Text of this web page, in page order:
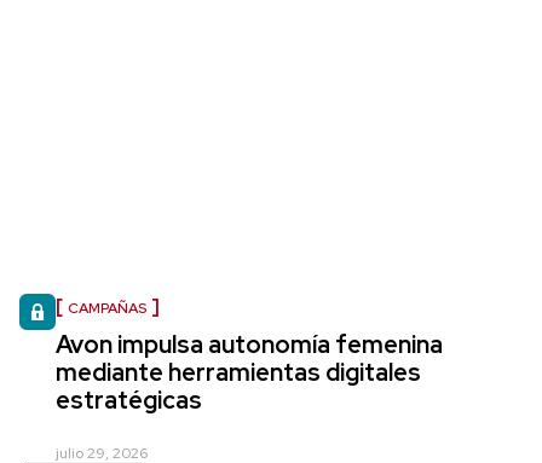
CAMPAÑAS
Avon impulsa autonomía femenina
mediante herramientas digitales
estratégicas
julio 29, 2026